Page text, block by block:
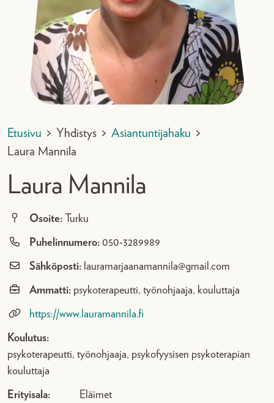
Etusivu > Yhdistys > Asiantuntijahaku >
Laura Mannila
Laura Mannila
Osoite: Turku
Puhelinnumero: 050-3289989
Sähköposti: lauramarjaanamannila@gmail.com
Ammatti: psykoterapeutti, työnohjaaja, kouluttaja
https://www.lauramannila.fi
Koulutus:
psykoterapeutti, työnohjaaja, psykofyysisen psykoterapian
kouluttaja
Erityisala:
Eläimet